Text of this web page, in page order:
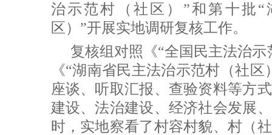
治示范村（社区）”和第十批
区）”开展实地调研复核工作。
复核组对照《“全国民主法治
《“湖南省民主法治示范村（社
座谈、听取汇报、查验资料等方
建设、法治建设、经济社会发展
时，实地察看了村容村貌、村（